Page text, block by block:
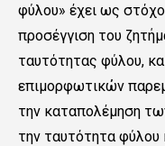
φύλου» έχει ως
προσέγγιση του
ταυτότητας φύλου,
επιμορφωτικών
την καταπολέμηση
την ταυτότητα φύλου